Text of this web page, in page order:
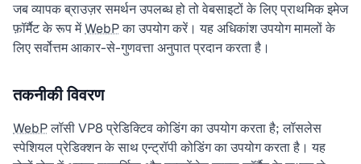
जब व्यापक ब्राउज़र समर्थन उपलब्ध हो तो वेबसाइटों के लिए प्राथमिक इमेज
फ़ॉर्मैट के रूप मेंWebPका उपयोग करें। यह अधिकांश उपयोग मामलों के
लिए सर्वोत्तम आकार-से-गुणवत्ता अनुपात प्रदान करता है।
तकनीकी विवरण
WebPलॉसी VP8 प्रेडिक्टिव कोडिंग का उपयोग करता है; लॉसलेस
स्पेशियल प्रेडिक्शन के साथ एन्ट्रॉपी कोडिंग का उपयोग करता है। यह